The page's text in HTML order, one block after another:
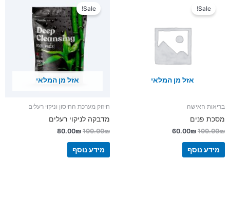
אזל מן המלאי
Sale!
בריאות האישה
מסכת פנים
100.00₪
היה:
60.00₪
מידע נוסף
אזל מן המלאי
Sale!
חיזוק מערכת החיסון וניקוי רעלים
מדבקה לניקוי רעלים
100.00₪
המקורי
היה:
100.00₪.
80.00₪
הוא:
80.00₪.
מידע נוסף